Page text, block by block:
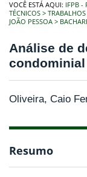
VOCÊ ESTÁ AQUI: IFPB -
TÉCNICOS
JOÃO PESSOA
Análise de
condominial
Oliveira, Caio
Resumo